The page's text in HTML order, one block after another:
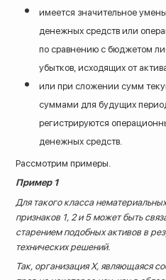
имеется значительное
денежных средств или
по сравнению с бюджетом
убытков, исходящих от
или при сложении сумм
суммами для будущих
регистрируются
денежных средств.
Рассмотрим примеры.
Пример 1
Для такого класса
признаков 1, 2 и 5 может быть
старением подобных активов в
технических решений.
Так, организация Х, являющаяся